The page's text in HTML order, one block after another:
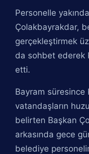
Personelle
Çolakbayrakdar,
gerçekleştirmek
da sohbet ederek
etti.
Bayram süresince
vatandaşların
belirten Başkan
arkasında gece
belediye